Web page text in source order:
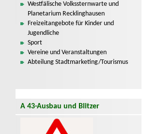
Westfälische Volkssternwarte und
Planetarium Recklinghausen
Freizeitangebote für Kinder und
Jugendliche
Sport
Vereine und Veranstaltungen
Abteilung Stadtmarketing/Tourismus
A 43-Ausbau und Blitzer